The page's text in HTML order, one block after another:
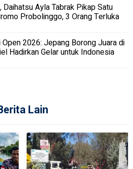
Daihatsu Ayla Tabrak Pikap Satu
Probolinggo, 3 Orang Terluka
2026: Jepang Borong Juara di
Hadirkan Gelar untuk Indonesia
Lain